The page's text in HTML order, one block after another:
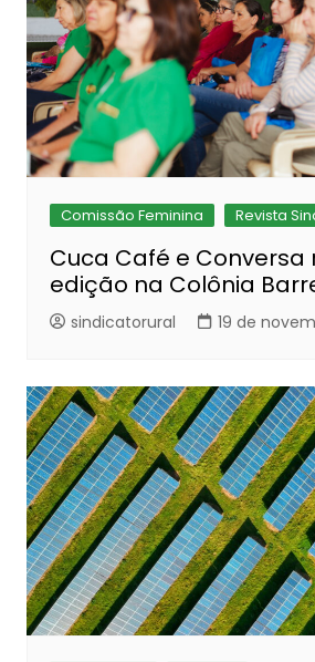
Comissão Feminina Revista
Cuca Café e Conversa
edição na Colônia
sindicatorural 19 de